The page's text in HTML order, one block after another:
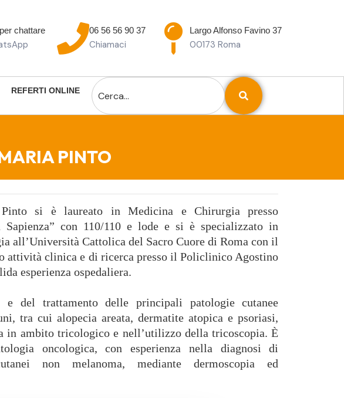
chattare 06 56 56 90 37
Chiamaci
Largo Alfonso Favino 37
00173 Roma
REFERTI ONLINE
PINTO
si è laureato in Medicina e Chirurgia presso
con 110/110 e lode e si è specializzato in
all’Università Cattolica del Sacro Cuore di Roma con il
attività clinica e di ricerca presso il Policlinico Agostino
esperienza ospedaliera.
e del trattamento delle principali patologie cutanee
tra cui alopecia areata, dermatite atopica e psoriasi,
in ambito tricologico e nell’utilizzo della tricoscopia. È
oncologica, con esperienza nella diagnosi di
non melanoma, mediante dermoscopia ed